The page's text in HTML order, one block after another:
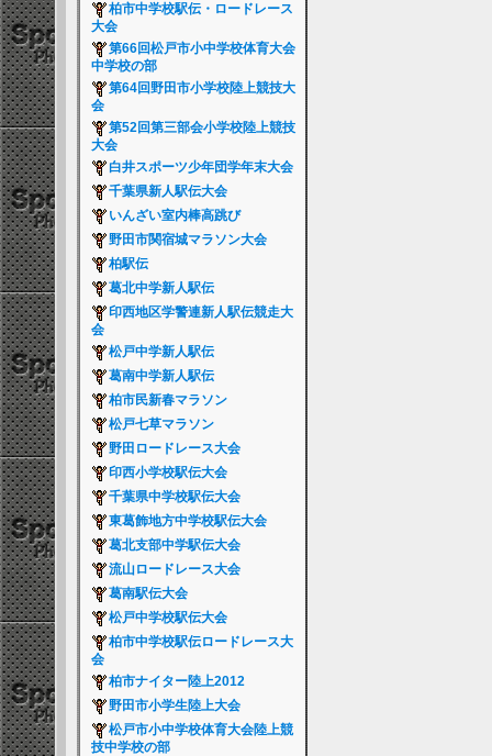
柏市中学校駅伝・ロードレース
大会
第66回松戸市小中学校体育大会
中学校の部
第64回野田市小学校陸上競技大
会
第52回第三部会小学校陸上競技
大会
白井スポーツ少年団学年末大会
千葉県新人駅伝大会
いんざい室内棒高跳び
野田市関宿城マラソン大会
柏駅伝
葛北中学新人駅伝
印西地区学警連新人駅伝競走大
会
松戸中学新人駅伝
葛南中学新人駅伝
柏市民新春マラソン
松戸七草マラソン
野田ロードレース大会
印西小学校駅伝大会
千葉県中学校駅伝大会
東葛飾地方中学校駅伝大会
葛北支部中学駅伝大会
流山ロードレース大会
葛南駅伝大会
松戸中学校駅伝大会
柏市中学校駅伝ロードレース大
会
柏市ナイター陸上2012
野田市小学生陸上大会
松戸市小中学校体育大会陸上競
技中学校の部